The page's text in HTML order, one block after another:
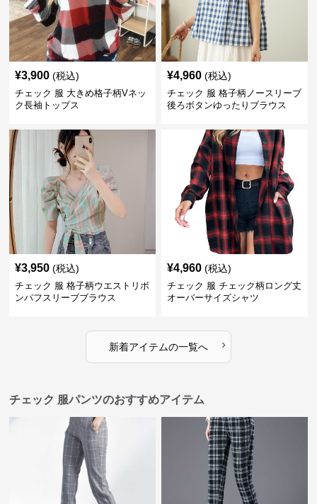
¥3,900 (税込)
チェック 服 大きめ格子柄Vネッ
ク長袖トップス
¥4,960 (税込)
チェック 服 格子柄ノースリーブ
後ろボタンゆったりブラウス
¥3,950 (税込)
チェック 服 格子柄ウエストリボ
ンパフスリーブブラウス
¥4,960 (税込)
チェック 服 チェック柄ロング丈
オーバーサイズシャツ
新着アイテムの一覧へ ›
チェック 服パンツのおすすめアイテム